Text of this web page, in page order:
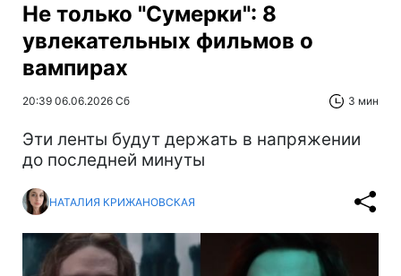
Не только "Сумерки": 8
увлекательных фильмов о
вампирах
20:39 06.06.2026 Сб 3 мин
Эти ленты будут держать в напряжении
до последней минуты
НАТАЛИЯ КРИЖАНОВСКАЯ